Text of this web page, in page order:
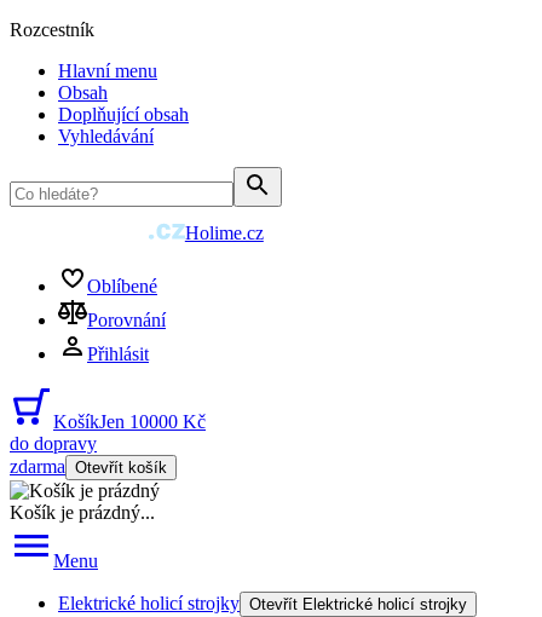
Rozcestník
Hlavní menu
Obsah
Doplňující obsah
Vyhledávání
Holime.cz
Oblíbené
Porovnání
Přihlásit
KošíkJen 10000 Kč
do dopravy
zdarma Otevřít košík
Košík je prázdný...
Menu
Elektrické holicí strojky Otevřít Elektrické holicí strojky